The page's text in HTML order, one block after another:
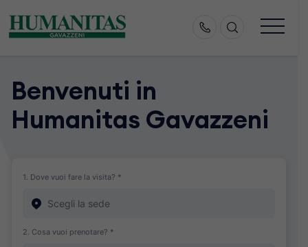
content
Benvenuti in
Humanitas Gavazzeni
1. Dove vuoi fare la visita? *
2. Cosa vuoi prenotare? *